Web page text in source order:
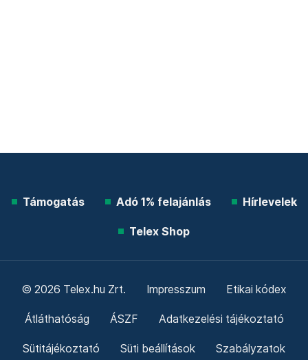
Támogatás Adó 1% felajánlás Hírlevelek
Telex Shop
© 2026 Telex.hu Zrt. Impresszum Etikai kódex
Átláthatóság ÁSZF Adatkezelési tájékoztató
Sütitájékoztató Süti beállítások Szabályzatok